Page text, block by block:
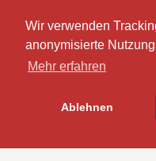
Wir verwenden
anonymisierte
Mehr erfahren
Ablehnen